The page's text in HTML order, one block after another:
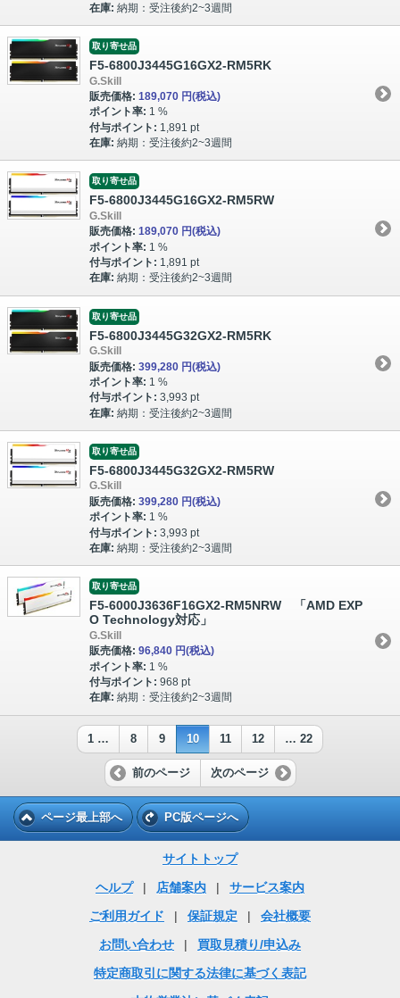
在庫: 納期：受注後約2~3週間
取り寄せ品
F5-6800J3445G16GX2-RM5RK
G.Skill
販売価格: 189,070 円(税込)
ポイント率: 1 %
付与ポイント: 1,891 pt
在庫: 納期：受注後約2~3週間
取り寄せ品
F5-6800J3445G16GX2-RM5RW
G.Skill
販売価格: 189,070 円(税込)
ポイント率: 1 %
付与ポイント: 1,891 pt
在庫: 納期：受注後約2~3週間
取り寄せ品
F5-6800J3445G32GX2-RM5RK
G.Skill
販売価格: 399,280 円(税込)
ポイント率: 1 %
付与ポイント: 3,993 pt
在庫: 納期：受注後約2~3週間
取り寄せ品
F5-6800J3445G32GX2-RM5RW
G.Skill
販売価格: 399,280 円(税込)
ポイント率: 1 %
付与ポイント: 3,993 pt
在庫: 納期：受注後約2~3週間
取り寄せ品
F5-6000J3636F16GX2-RM5NRW 「AMD EXP
O Technology対応」
G.Skill
販売価格: 96,840 円(税込)
ポイント率: 1 %
付与ポイント: 968 pt
在庫: 納期：受注後約2~3週間
1 … 8 9 10 11 12 … 22
前のページ 次のページ
ページ最上部へ PC版ページへ
サイトトップ
ヘルプ
| 店舗案内 |
サービス案内
ご利用ガイド
| 保証規定 |
会社概要
お問い合わせ
|
買取見積り/申込み
特定商取引に関する法律に基づく表記